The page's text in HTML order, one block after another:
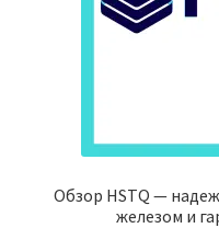
Обзор HSTQ —
железом и